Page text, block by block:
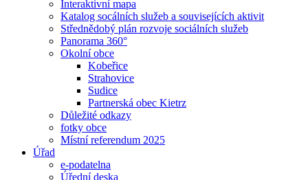
Interaktivní mapa
Katalog socálních služeb a souvisejících aktivit
Střednědobý plán rozvoje sociálních služeb
Panorama 360°
Okolní obce
Kobeřice
Strahovice
Sudice
Partnerská obec Kietrz
Důležité odkazy
fotky obce
Místní referendum 2025
Úřad
e-podatelna
Úřední deska